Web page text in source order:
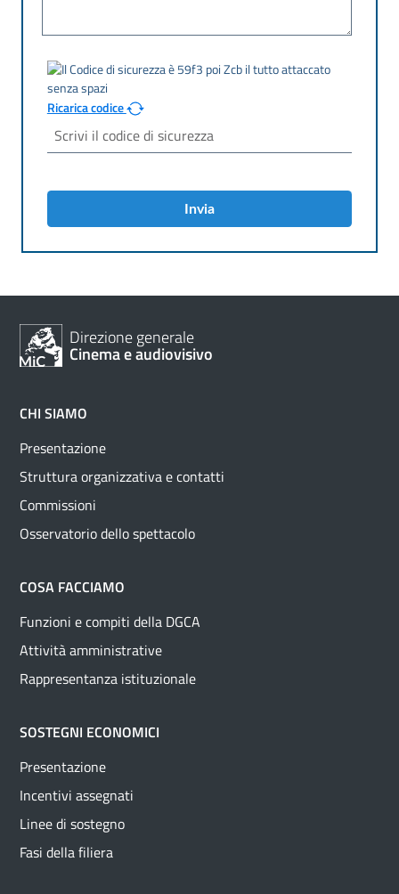
Ricarica codice
Invia
Direzione generale
Cinema e audiovisivo
CHI SIAMO
Presentazione
Struttura organizzativa e contatti
Commissioni
Osservatorio dello spettacolo
COSA FACCIAMO
Funzioni e compiti della DGCA
Attività amministrative
Rappresentanza istituzionale
SOSTEGNI ECONOMICI
Presentazione
Incentivi assegnati
Linee di sostegno
Fasi della filiera